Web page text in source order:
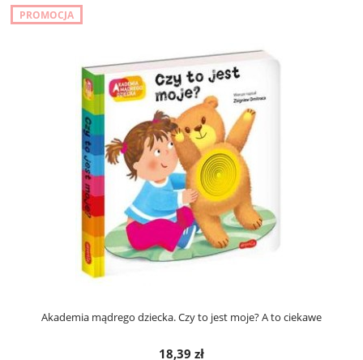
Akademia mądrego dziecka. Czy to jest moje? A to ciekawe
18,39 zł
PROMOCJA